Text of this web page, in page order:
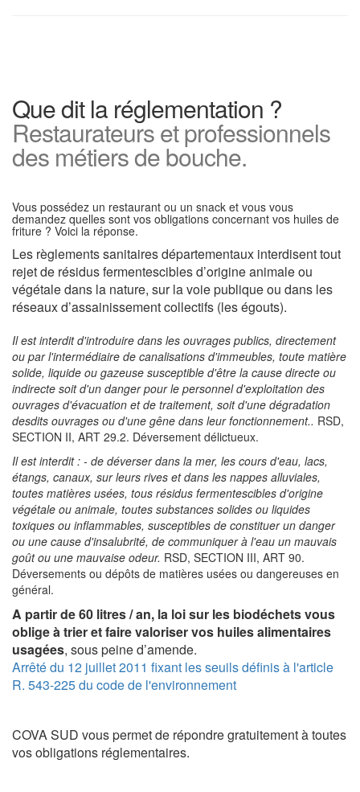
Que dit la réglementation ?
Restaurateurs et professionnels
des métiers de bouche.
Vous possédez un restaurant ou un snack et vous vous
demandez quelles sont vos obligations concernant vos huiles de
friture ? Voici la réponse.
Les règlements sanitaires départementaux interdisent tout
rejet de résidus fermentescibles d’origine animale ou
végétale dans la nature, sur la voie publique ou dans les
réseaux d’assainissement collectifs (les égouts).
Il est interdit d'introduire dans les ouvrages publics, directement
ou par l'intermédiaire de canalisations d'immeubles, toute matière
solide, liquide ou gazeuse susceptible d'être la cause directe ou
indirecte soit d'un danger pour le personnel d'exploitation des
ouvrages d'évacuation et de traitement, soit d'une dégradation
desdits ouvrages ou d'une gêne dans leur fonctionnement.. RSD,
SECTION II, ART 29.2. Déversement délictueux.
Il est interdit : - de déverser dans la mer, les cours d'eau, lacs,
étangs, canaux, sur leurs rives et dans les nappes alluviales,
toutes matières usées, tous résidus fermentescibles d'origine
végétale ou animale, toutes substances solides ou liquides
toxiques ou inflammables, susceptibles de constituer un danger
ou une cause d'insalubrité, de communiquer à l'eau un mauvais
goût ou une mauvaise odeur. RSD, SECTION III, ART 90.
Déversements ou dépôts de matières usées ou dangereuses en
général.
A partir de 60 litres / an, la loi sur les biodéchets vous
oblige à trier et faire valoriser vos huiles alimentaires
usagées, sous peine d’amende.
Arrêté du 12 juillet 2011 fixant les seuils définis à l'article
R. 543-225 du code de l'environnement
COVA SUD vous permet de répondre gratuitement à toutes
vos obligations réglementaires.